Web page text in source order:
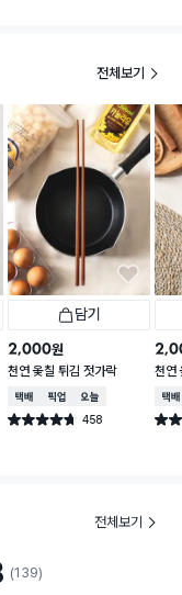
전체보기
담기
2,000원
천연 옻칠 튀김 젓가락
택배배송매장픽업오늘배송
별점 4.7점 458
건 작성
천연
택배
별점
전체보기
(139)